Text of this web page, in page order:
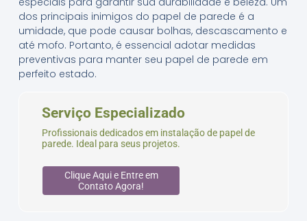
dos principais inimigos do papel de parede é a
umidade, que pode causar bolhas, descascamento e
até mofo. Portanto, é essencial adotar medidas
preventivas para manter seu papel de parede em
perfeito estado.
Serviço Especializado
Profissionais dedicados em instalação de papel de
parede. Ideal para seus projetos.
Clique Aqui e Entre em
Contato Agora!